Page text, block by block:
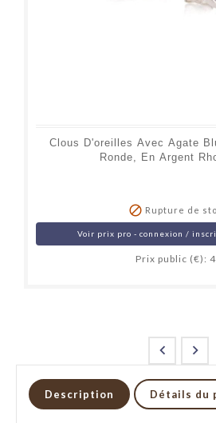
Clous D'oreilles Avec Agate
Ronde, En Argent
 Rupture de
Voir prix pro - connexion /
Prix public (€):
 
Description Détails du